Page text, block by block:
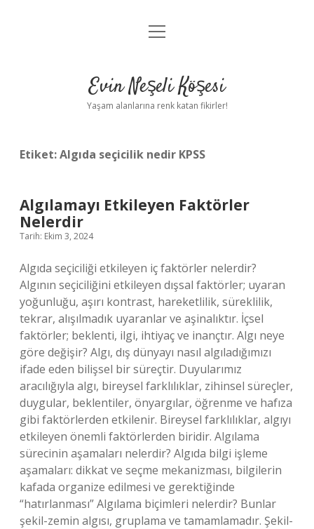
Anasayfa
Yasal Uyarı
menüyü
Evin Neşeli Köşesi
Yaşam alanlarına renk katan fikirler!
Etiket:Algıda seçicilik nedir KPSS
Algılamayı Etkileyen Faktörler
Nelerdir
Tarih: Ekim 3, 2024
Algıda seçiciliği etkileyen iç faktörler nelerdir?
Algının seçiciliğini etkileyen dışsal faktörler; uyaran
yoğunluğu, aşırı kontrast, hareketlilik, süreklilik,
tekrar, alışılmadık uyaranlar ve aşinalıktır. İçsel
faktörler; beklenti, ilgi, ihtiyaç ve inançtır. Algı neye
göre değişir? Algı, dış dünyayı nasıl algıladığımızı
ifade eden bilişsel bir süreçtir. Duyularımız
aracılığıyla algı, bireysel farklılıklar, zihinsel süreçler,
duygular, beklentiler, önyargılar, öğrenme ve hafıza
gibi faktörlerden etkilenir. Bireysel farklılıklar, algıyı
etkileyen önemli faktörlerden biridir. Algılama
sürecinin aşamaları nelerdir? Algıda bilgi işleme
aşamaları: dikkat ve seçme mekanizması, bilgilerin
kafada organize edilmesi ve gerektiğinde
“hatırlanması” Algılama biçimleri nelerdir? Bunlar
şekil-zemin algısı, gruplama ve tamamlamadır. Şekil-